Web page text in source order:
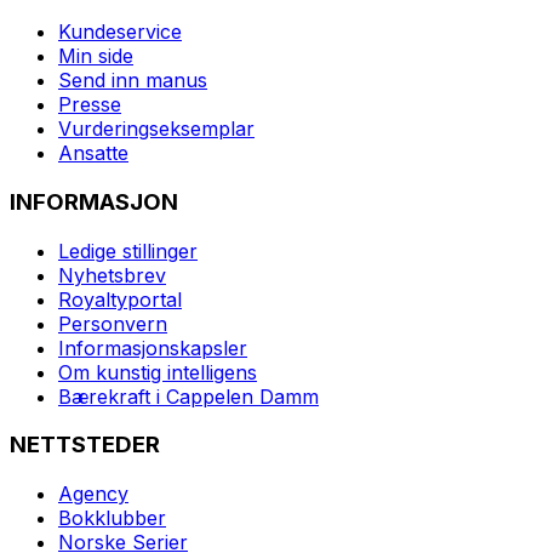
Kundeservice
Min side
Send inn manus
Presse
Vurderingseksemplar
Ansatte
INFORMASJON
Ledige stillinger
Nyhetsbrev
Royaltyportal
Personvern
Informasjonskapsler
Om kunstig intelligens
Bærekraft i Cappelen Damm
NETTSTEDER
Agency
Bokklubber
Norske Serier